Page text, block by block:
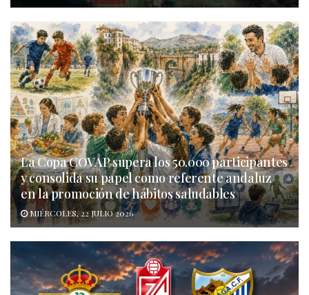
La Copa COVAP supera los 50.000 participantes
y consolida su papel como referente andaluz
en la promoción de hábitos saludables
MIÉRCOLES, 22 JULIO 2026